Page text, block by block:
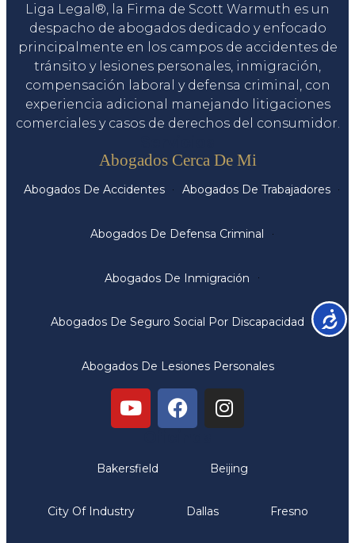
Liga Legal®, la Firma de Scott Warmuth es un
despacho de abogados dedicado y enfocado
principalmente en los campos de accidentes de
tránsito y lesiones personales, inmigración,
compensación laboral y defensa criminal, con
experiencia adicional manejando litigaciones
comerciales y casos de derechos del consumidor.
Abogados Cerca De Mi
Abogados De Accidentes Abogados De Trabajadores
Abogados De Defensa Criminal
Abogados De Inmigración
Abogados De Seguro Social Por Discapacidad
Abogados De Lesiones Personales
Bakersfield Beijing
City Of Industry Dallas Fresno